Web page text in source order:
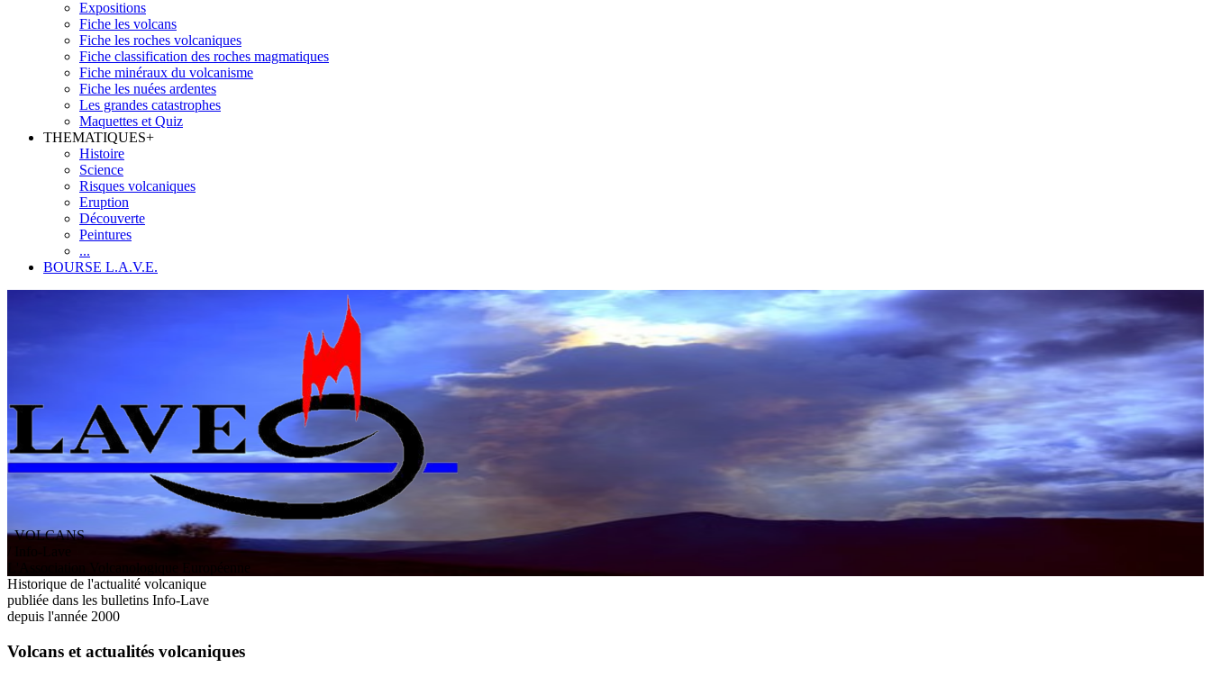
Expositions
Fiche les volcans
Fiche les roches volcaniques
Fiche classification des roches magmatiques
Fiche minéraux du volcanisme
Fiche les nuées ardentes
Les grandes catastrophes
Maquettes et Quiz
THEMATIQUES+
Histoire
Science
Risques volcaniques
Eruption
Découverte
Peintures
...
BOURSE L.A.V.E.
VOLCANS
olcanologique
Historique de l'actualité volcanique
publiée dans les bulletins Info-Lave
depuis l'année 2000
Volcans et actualités volcaniques